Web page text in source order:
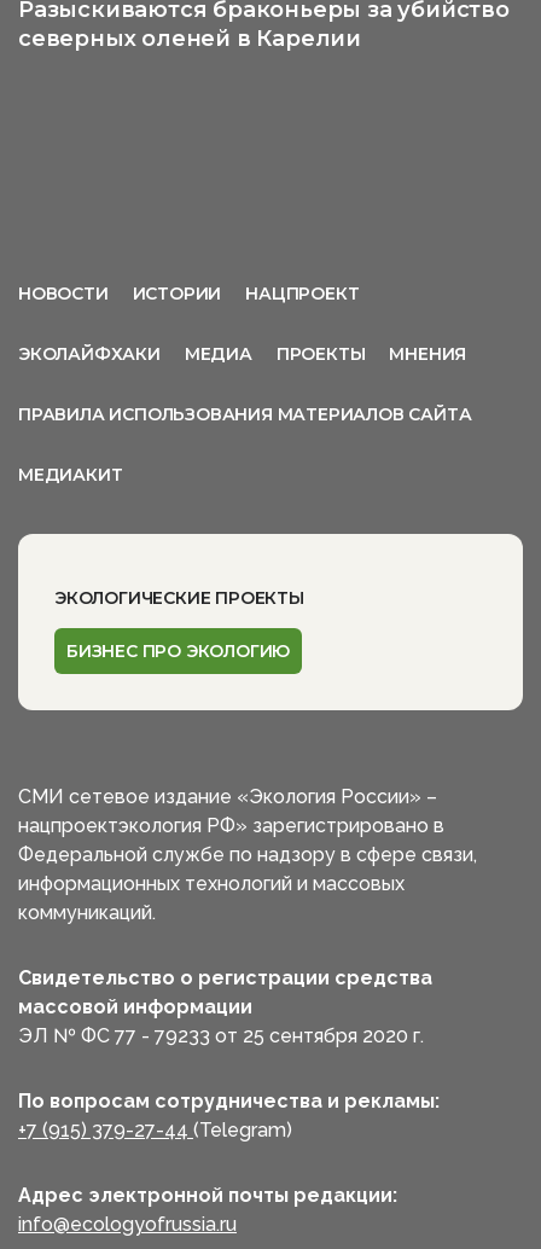
Разыскиваются браконьеры за убийство
северных оленей в Карелии
НОВОСТИ ИСТОРИИ НАЦПРОЕКТ
ЭКОЛАЙФХАКИ МЕДИА ПРОЕКТЫ МНЕНИЯ
ПРАВИЛА ИСПОЛЬЗОВАНИЯ МАТЕРИАЛОВ САЙТА
МЕДИАКИТ
ЭКОЛОГИЧЕСКИЕ ПРОЕКТЫ
БИЗНЕС ПРО ЭКОЛОГИЮ
СМИ сетевое издание «Экология России» –
нацпроектэкология РФ» зарегистрировано в
Федеральной службе по надзору в сфере связи,
информационных технологий и массовых
коммуникаций.
Свидетельство о регистрации средства
массовой информации
ЭЛ № ФС 77 - 79233 от 25 сентября 2020 г.
По вопросам сотрудничества и рекламы:
+7 (915) 379-27-44 (Telegram)
Адрес электронной почты редакции:
info@ecologyofrussia.ru